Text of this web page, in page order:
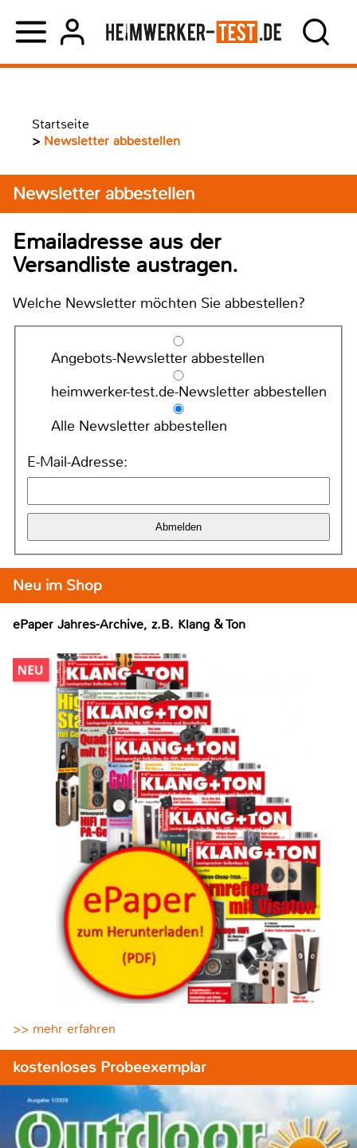
Startseite
> Newsletter abbestellen
Newsletter abbestellen
Emailadresse aus der
Versandliste austragen.
Welche Newsletter möchten Sie abbestellen?
Angebots-Newsletter abbestellen
heimwerker-test.de-Newsletter abbestellen
Alle Newsletter abbestellen
E-Mail-Adresse:
Neu im Shop
ePaper Jahres-Archive, z.B. Klang & Ton
>> mehr erfahren
kostenloses Probeexemplar